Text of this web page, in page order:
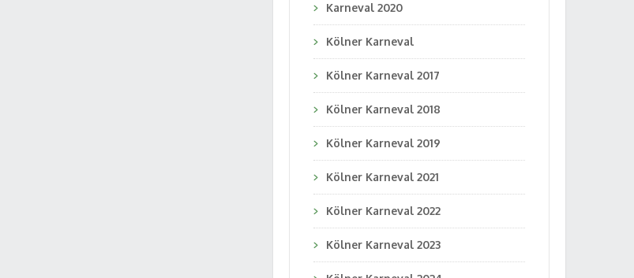
Karneval 2020
Kölner Karneval
Kölner Karneval 2017
Kölner Karneval 2018
Kölner Karneval 2019
Kölner Karneval 2021
Kölner Karneval 2022
Kölner Karneval 2023